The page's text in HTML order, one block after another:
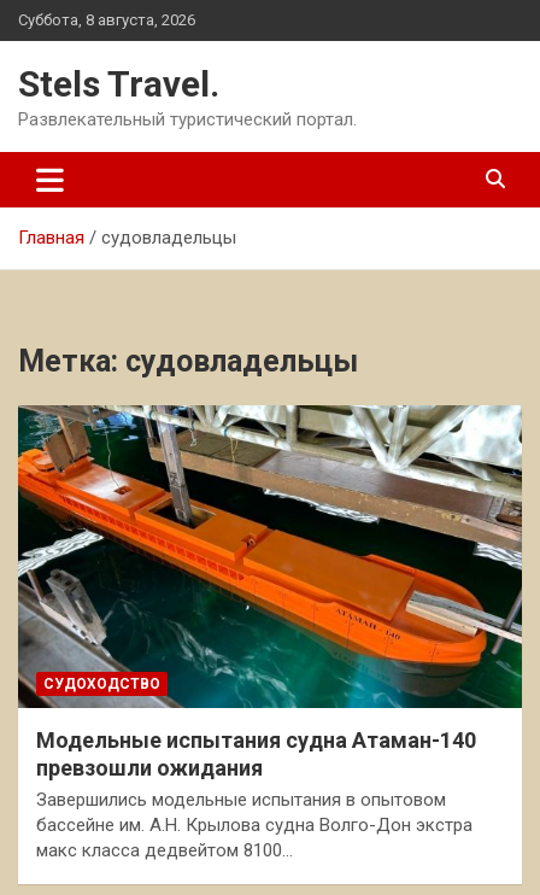
Перейти
к
Суббота, 8 августа, 2026
Stels Travel.
Развлекательный туристический портал.
Главная судовладельцы
Метка: судовладельцы
СУДОХОДСТВО
Модельные испытания судна Атаман-140
превзошли ожидания
Завершились модельные испытания в опытовом
бассейне им. А.Н. Крылова судна Волго-Дон экстра
макс класса дедвейтом 8100…